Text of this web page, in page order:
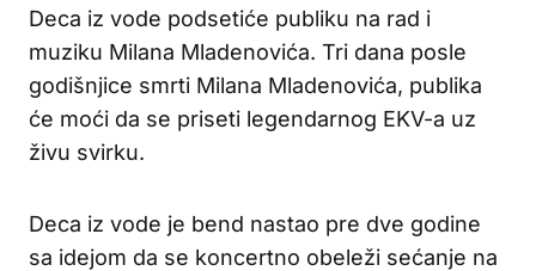
Deca iz vode podsetiće publiku na rad i
muziku Milana Mladenovića. Tri dana posle
godišnjice smrti Milana Mladenovića, publika
će moći da se priseti legendarnog EKV-a uz
živu svirku.
Deca iz vode je bend nastao pre dve godine
sa idejom da se koncertno obeleži sećanje na